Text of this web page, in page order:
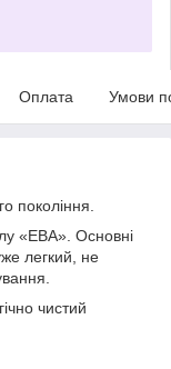
Оплата Умови
покоління.
«ЕВА». Основні
легкий, не
чистий